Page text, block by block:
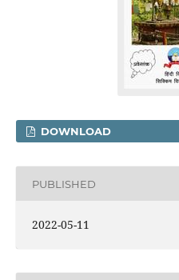
DOWNLOAD
PUBLISHED
2022-05-11